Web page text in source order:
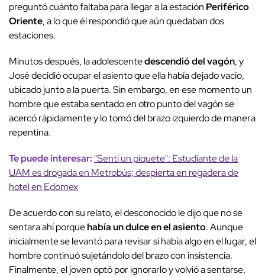
preguntó cuánto faltaba para llegar a la estación Periférico
Oriente, a lo que él respondió que aún quedaban dos
estaciones.
Minutos después, la adolescentedescendió del vagón, y
José decidió ocupar el asiento que ella había dejado vacío,
ubicado junto a la puerta. Sin embargo, en ese momento un
hombre que estaba sentado en otro punto del vagón se
acercó rápidamente y lo tomó del brazo izquierdo de manera
repentina.
Te puede interesar: "Sentí un piquete": Estudiante de la
UAM es drogada en Metrobús; despierta en regadera de
hotel en Edomex
De acuerdo con su relato, el desconocido le dijo que no se
sentara ahí porquehabía un dulce en el asiento. Aunque
inicialmente se levantó para revisar si había algo en el lugar, el
hombre continuó sujetándolo del brazo con insistencia.
Finalmente, el joven optó por ignorarlo y volvió a sentarse,